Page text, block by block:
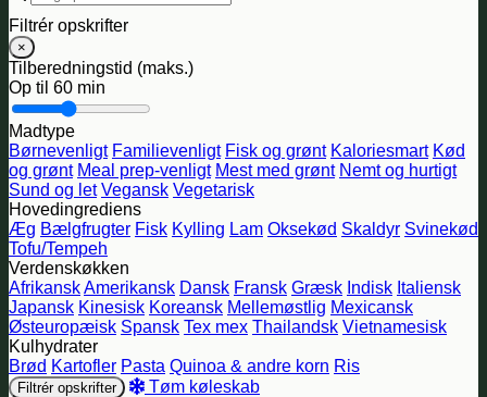
Filtrér opskrifter
×
Tilberedningstid (maks.)
Op til 60 min
Madtype
Børnevenligt Familievenligt Fisk og grønt Kaloriesmart Kød
og grønt Meal prep-venligt Mest med grønt Nemt og hurtigt
Sund og let Vegansk Vegetarisk
Hovedingrediens
Æg Bælgfrugter Fisk Kylling Lam Oksekød Skaldyr Svinekød
Tofu/Tempeh
Verdenskøkken
AfrikanskAmerikansk Dansk Fransk Græsk Indisk Italiensk
Japansk Kinesisk Koreansk Mellemøstlig Mexicansk
Østeuropæisk Spansk Tex mex Thailandsk Vietnamesisk
Kulhydrater
Brød Kartofler Pasta Quinoa & andre korn Ris
Filtrér opskrifter
Tøm køleskab